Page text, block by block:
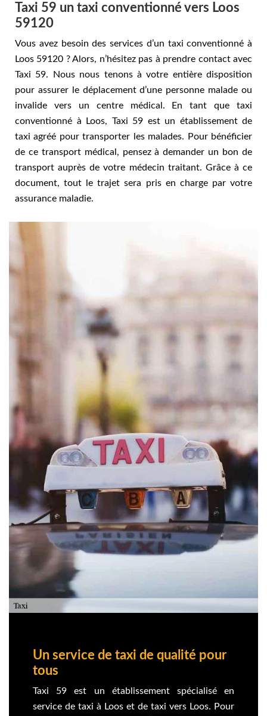
Taxi 59 un taxi conventionné vers Loos
59120
Vous avez besoin des services d’un taxi conventionné à
Loos 59120 ? Alors, n’hésitez pas à prendre contact avec
Taxi 59. Nous nous tenons à votre entière disposition
pour assurer le déplacement d’une personne malade ou
invalide vers un centre médical. En tant que taxi
conventionné à Loos, Taxi 59 est un établissement de
taxi agréé pour transporter les malades. Pour bénéficier
de ce transport médical, pensez à demander un bon de
transport auprès de votre médecin traitant. Grâce à ce
document, tout le trajet sera pris en charge par votre
assurance maladie.
Un service de taxi de qualité pour
tous
Taxi 59 est un établissement spécialisé en
service de taxi à Loos et de taxi vers Loos. Pour